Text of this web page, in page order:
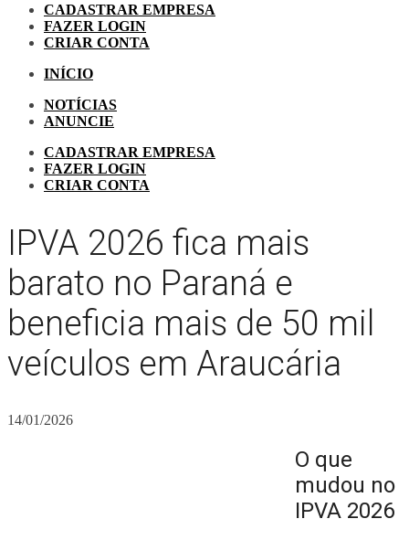
CADASTRAR EMPRESA
FAZER LOGIN
CRIAR CONTA
INÍCIO
NOTÍCIAS
ANUNCIE
CADASTRAR EMPRESA
FAZER LOGIN
CRIAR CONTA
IPVA 2026 fica mais
barato no Paraná e
beneficia mais de 50 mil
veículos em Araucária
14/01/2026
O que
mudou no
IPVA 2026